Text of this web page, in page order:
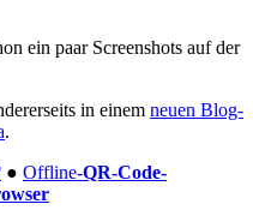
ein paar Screenshots auf der
in einem neuen Blog-
.
● Offline-QR-Code-